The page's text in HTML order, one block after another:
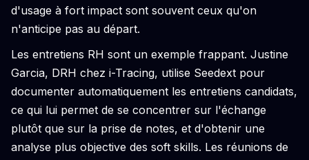
d'usage à fort impact sont souvent ceux qu'on
n'anticipe pas au départ.
Les entretiens RH sont un exemple frappant. Justine
Garcia, DRH chez i-Tracing, utilise Seedext pour
documenter automatiquement les entretiens candidats,
ce qui lui permet de se concentrer sur l'échange
plutôt que sur la prise de notes, et d'obtenir une
analyse plus objective des soft skills. Les réunions de